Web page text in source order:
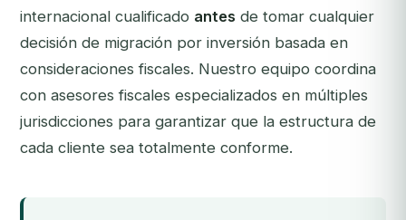
internacional cualificado antes de tomar cualquier
decisión de migración por inversión basada en
consideraciones fiscales. Nuestro equipo coordina
con asesores fiscales especializados en múltiples
jurisdicciones para garantizar que la estructura de
cada cliente sea totalmente conforme.